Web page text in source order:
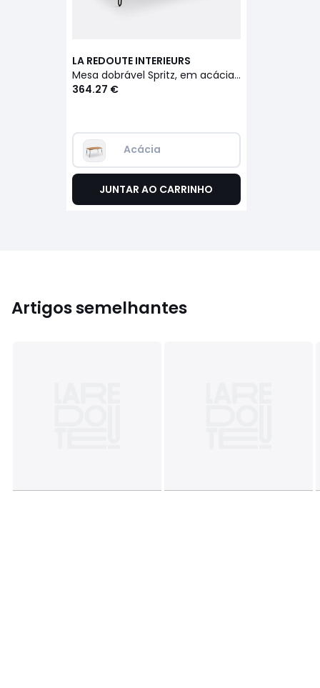
LA REDOUTE INTERIEURS
Mesa dobrável Spritz, em acácia, 6 pessoas
364.27 €
Acácia
JUNTAR AO CARRINHO
Artigos semelhantes